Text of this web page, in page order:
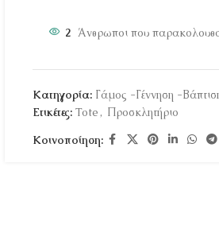
2 Άνθρωποι που
Κατηγορία: Γάμος -Γέννηση -
Ετικέτες: Tote , Προσκλητήριο
Κοινοποίηση: